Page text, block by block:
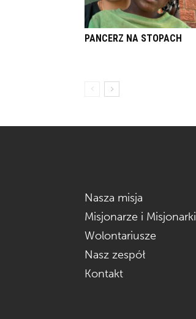
PANCERZ NA STOPACH
Nasza misja
Misjonarze i Misjonarki
Wolontariusze
Nasz zespół
Kontakt